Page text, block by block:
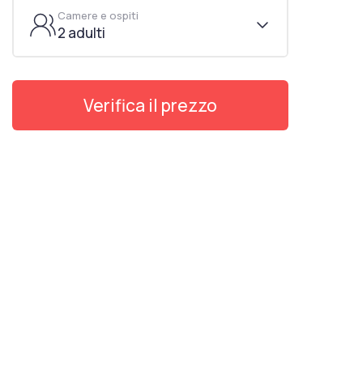
Camere e ospiti
2 adulti
Verifica il prezzo